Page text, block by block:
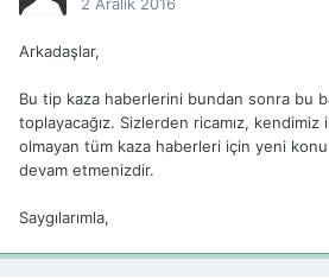
Arkadaşlar,
Bu tip kaza haberlerini bundan sonra bu
toplayacağız. Sizlerden ricamız, kendimiz
olmayan tüm kaza haberleri için yeni
devam etmenizdir.
Saygılarımla,